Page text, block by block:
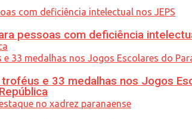
pessoas com deficiência
e 33 medalhas nos Jogos